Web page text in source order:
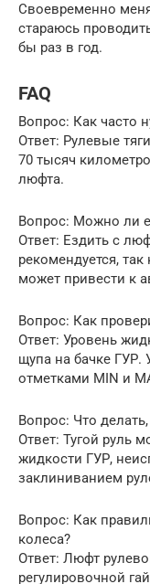
Своевременно
стараюсь
бы раз в год.
FAQ
Вопрос: Как часто
Ответ: Рулевые
70 тысяч
люфта.
Вопрос: Можно ли
Ответ: Ездить с
рекомендуется,
может привести к
Вопрос: Как
Ответ: Уровень
щупа на бачке
отметками MIN и
Вопрос: Что
Ответ: Тугой руль
жидкости ГУР,
заклиниванием
Вопрос: Как
колеса?
Ответ: Люфт
регулировочной